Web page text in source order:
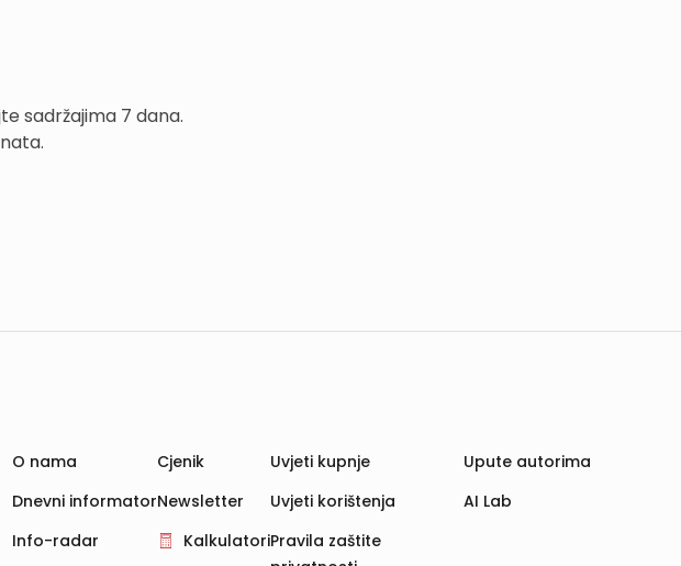
sadržajima 7 dana.
O nama
Dnevni informator
Info-radar
Cjenik
Newsletter
Kalkulatori
Uvjeti kupnje
Uvjeti korištenja
Pravila zaštite
Upute autorima
AI Lab